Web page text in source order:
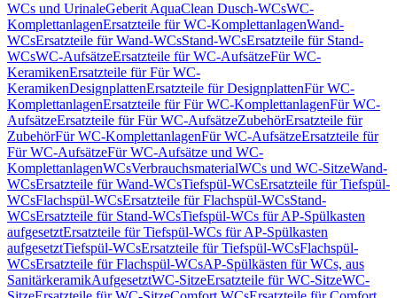
WCs und UrinaleGeberit AquaClean Dusch-WCsWC-
KomplettanlagenErsatzteile für WC-KomplettanlagenWand-
WCsErsatzteile für Wand-WCsStand-WCsErsatzteile für Stand-
WCsWC-AufsätzeErsatzteile für WC-AufsätzeFür WC-
KeramikenErsatzteile für Für WC-
KeramikenDesignplattenErsatzteile für DesignplattenFür WC-
KomplettanlagenErsatzteile für Für WC-KomplettanlagenFür WC-
AufsätzeErsatzteile für Für WC-AufsätzeZubehörErsatzteile für
ZubehörFür WC-KomplettanlagenFür WC-AufsätzeErsatzteile für
Für WC-AufsätzeFür WC-Aufsätze und WC-
KomplettanlagenWCsVerbrauchsmaterialWCs und WC-SitzeWand-
WCsErsatzteile für Wand-WCsTiefspül-WCsErsatzteile für Tiefspül-
WCsFlachspül-WCsErsatzteile für Flachspül-WCsStand-
WCsErsatzteile für Stand-WCsTiefspül-WCs für AP-Spülkasten
aufgesetztErsatzteile für Tiefspül-WCs für AP-Spülkasten
aufgesetztTiefspül-WCsErsatzteile für Tiefspül-WCsFlachspül-
WCsErsatzteile für Flachspül-WCsAP-Spülkästen für WCs, aus
SanitärkeramikAufgesetztWC-SitzeErsatzteile für WC-SitzeWC-